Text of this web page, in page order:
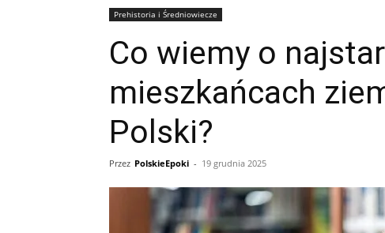
Prehistoria i Średniowiecze
Co wiemy o
mieszkańcach
Polski?
Przez PolskieEpoki - 19 grudnia 2025